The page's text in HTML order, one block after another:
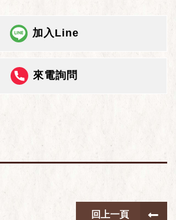
加入Line
來電詢問
回上一頁